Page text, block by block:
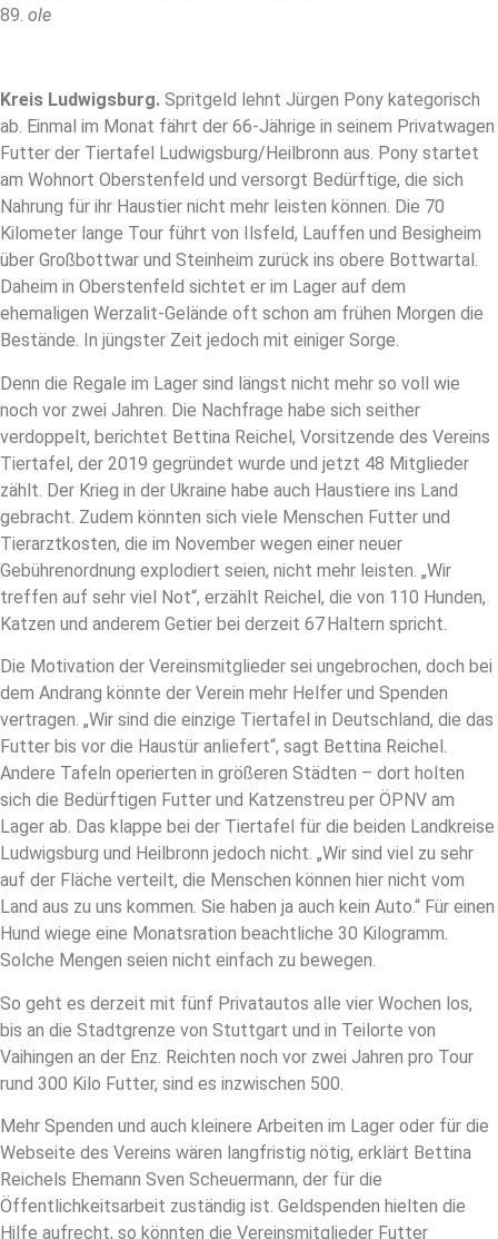
89. ole
Kreis Ludwigsburg. Spritgeld lehnt Jürgen Pony kategorisch
ab. Einmal im Monat fährt der 66-Jährige in seinem Privatwagen
Futter der Tiertafel Ludwigsburg/Heilbronn aus. Pony startet
am Wohnort Oberstenfeld und versorgt Bedürftige, die sich
Nahrung für ihr Haustier nicht mehr leisten können. Die 70
Kilometer lange Tour führt von Ilsfeld, Lauffen und Besigheim
über Großbottwar und Steinheim zurück ins obere Bottwartal.
Daheim in Oberstenfeld sichtet er im Lager auf dem
ehemaligen Werzalit-Gelände oft schon am frühen Morgen die
Bestände. In jüngster Zeit jedoch mit einiger Sorge.
Denn die Regale im Lager sind längst nicht mehr so voll wie
noch vor zwei Jahren. Die Nachfrage habe sich seither
verdoppelt, berichtet Bettina Reichel, Vorsitzende des Vereins
Tiertafel, der 2019 gegründet wurde und jetzt 48 Mitglieder
zählt. Der Krieg in der Ukraine habe auch Haustiere ins Land
gebracht. Zudem könnten sich viele Menschen Futter und
Tierarztkosten, die im November wegen einer neuer
Gebührenordnung explodiert seien, nicht mehr leisten. „Wir
treffen auf sehr viel Not“, erzählt Reichel, die von 110 Hunden,
Katzen und anderem Getier bei derzeit 67 Haltern spricht.
Die Motivation der Vereinsmitglieder sei ungebrochen, doch bei
dem Andrang könnte der Verein mehr Helfer und Spenden
vertragen. „Wir sind die einzige Tiertafel in Deutschland, die das
Futter bis vor die Haustür anliefert“, sagt Bettina Reichel.
Andere Tafeln operierten in größeren Städten – dort holten
sich die Bedürftigen Futter und Katzenstreu per ÖPNV am
Lager ab. Das klappe bei der Tiertafel für die beiden Landkreise
Ludwigsburg und Heilbronn jedoch nicht. „Wir sind viel zu sehr
auf der Fläche verteilt, die Menschen können hier nicht vom
Land aus zu uns kommen. Sie haben ja auch kein Auto.“ Für einen
Hund wiege eine Monatsration beachtliche 30 Kilogramm.
Solche Mengen seien nicht einfach zu bewegen.
So geht es derzeit mit fünf Privatautos alle vier Wochen los,
bis an die Stadtgrenze von Stuttgart und in Teilorte von
Vaihingen an der Enz. Reichten noch vor zwei Jahren pro Tour
rund 300 Kilo Futter, sind es inzwischen 500.
Mehr Spenden und auch kleinere Arbeiten im Lager oder für die
Webseite des Vereins wären langfristig nötig, erklärt Bettina
Reichels Ehemann Sven Scheuermann, der für die
Öffentlichkeitsarbeit zuständig ist. Geldspenden hielten die
Hilfe aufrecht, so könnten die Vereinsmitglieder Futter